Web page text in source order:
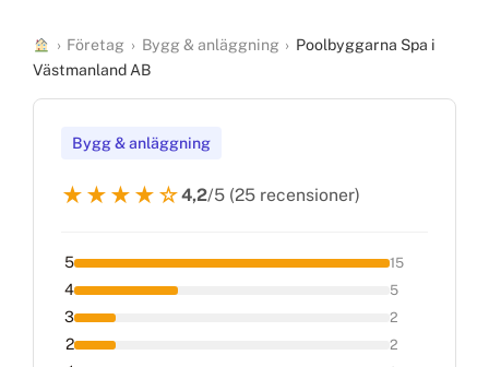
› Företag › Bygg & anläggning › Poolbyggarna Spa i
Västmanland AB
Bygg & anläggning
★★★★☆4,2/5 (25 recensioner)
5 15
4 5
3 2
2 2